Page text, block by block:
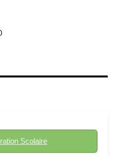
Scolaire